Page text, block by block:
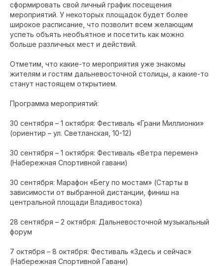
сформировать свой личный график посещения
мероприятий. У некоторых площадок будет более
широкое расписание, что позволит всем желающим
успеть объять необъятное и посетить как можно
больше различных мест и действий.
Отметим, что какие-то мероприятия уже знакомы
жителям и гостям дальневосточной столицы, а какие-то
станут настоящем открытием.
Программа мероприятий:
30 сентября – 1 октября: Фестиваль «Грани Миллионки»
(ориентир – ул. Светланская, 10-12)
30 сентября – 1 октября: Фестиваль «Ветра перемен»
(Набережная Спортивной гавани)
30 сентября: Марафон «Бегу по мостам» (Старты в
зависимости от выбранной дистанции, финиш на
центральной площади Владивостока)
28 сентября – 2 октября: Дальневосточной музыкальный
форум
7 октября – 8 октября: Фестиваль «Здесь и сейчас»
(Набережная Спортивной Гавани)